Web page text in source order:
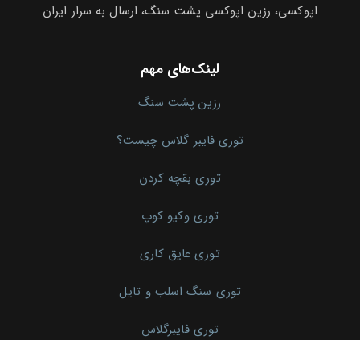
اپوکسی، رزین اپوکسی پشت سنگ، ارسال به سرار ایران
لینک‌های مهم
رزین پشت سنگ
توری فایبر گلاس چیست؟
توری بقچه کردن
توری وکیو کوپ
توری عایق کاری
توری سنگ اسلب و تایل
توری فایبرگلاس